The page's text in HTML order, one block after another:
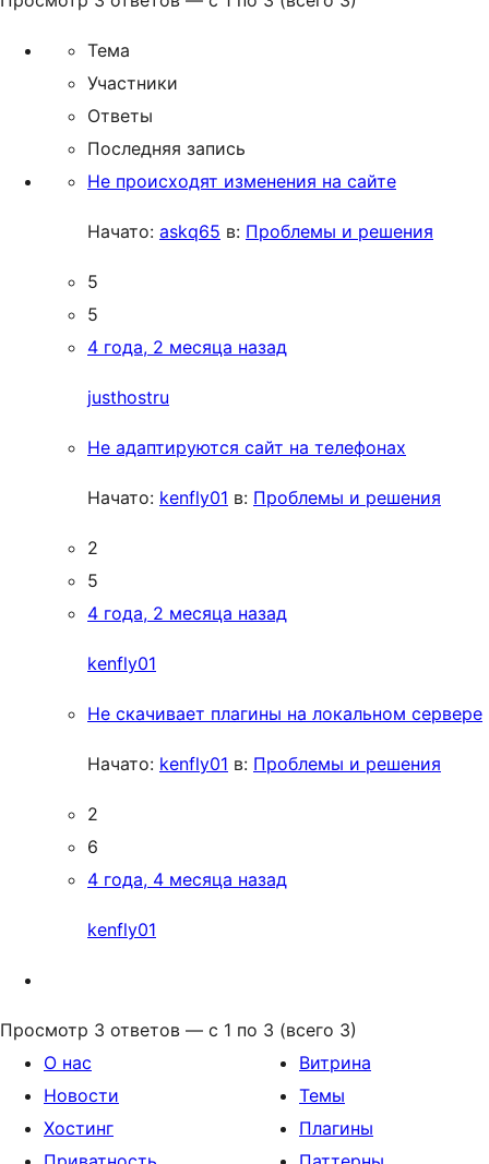
Тема
Участники
Ответы
Последняя запись
Не происходят изменения на сайте
Начато: askq65 в: Проблемы и решения
5
5
4 года, 2 месяца назад
justhostru
Не адаптируются сайт на телефонах
Начато: kenfly01 в: Проблемы и решения
2
5
4 года, 2 месяца назад
kenfly01
Не скачивает плагины на локальном сервере
Начато: kenfly01 в: Проблемы и решения
2
6
4 года, 4 месяца назад
kenfly01
Просмотр 3 ответов — с 1 по 3 (всего 3)
О нас
Новости
Хостинг
Витрина
Темы
Плагины